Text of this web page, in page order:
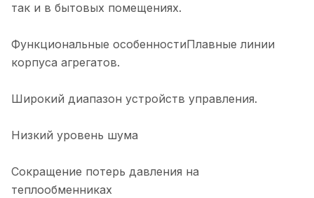
так и в бытовых помещениях.
Функциональные особенностиПлавные линии
корпуса агрегатов.
Широкий диапазон устройств управления.
Низкий уровень шума
Сокращение потерь давления на
теплообменниках